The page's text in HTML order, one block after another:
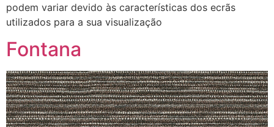
podem variar devido às características dos ecrãs
utilizados para a sua visualização
Fontana